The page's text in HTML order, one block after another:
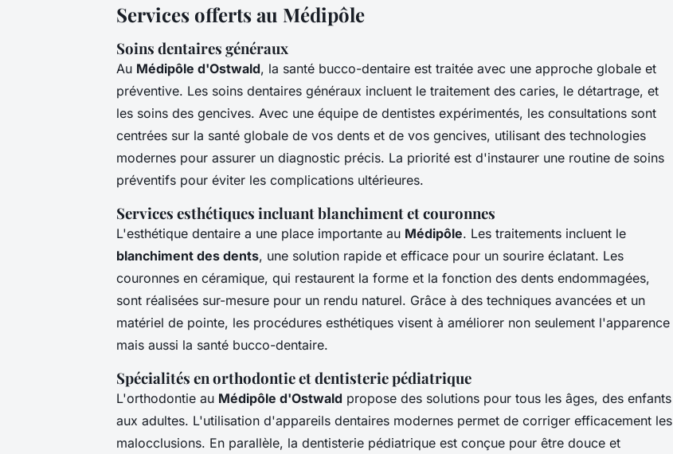
Services offerts au Médipôle
Soins dentaires généraux
Au Médipôle d'Ostwald, la santé bucco-dentaire est traitée avec une approche globale et
préventive. Les soins dentaires généraux incluent le traitement des caries, le détartrage, et
les soins des gencives. Avec une équipe de dentistes expérimentés, les consultations sont
centrées sur la santé globale de vos dents et de vos gencives, utilisant des technologies
modernes pour assurer un diagnostic précis. La priorité est d'instaurer une routine de soins
préventifs pour éviter les complications ultérieures.
Services esthétiques incluant blanchiment et couronnes
L'esthétique dentaire a une place importante au Médipôle. Les traitements incluent le
blanchiment des dents, une solution rapide et efficace pour un sourire éclatant. Les
couronnes en céramique, qui restaurent la forme et la fonction des dents endommagées,
sont réalisées sur-mesure pour un rendu naturel. Grâce à des techniques avancées et un
matériel de pointe, les procédures esthétiques visent à améliorer non seulement l'apparence
mais aussi la santé bucco-dentaire.
Spécialités en orthodontie et dentisterie pédiatrique
L'orthodontie au Médipôle d'Ostwald propose des solutions pour tous les âges, des enfants
aux adultes. L'utilisation d'appareils dentaires modernes permet de corriger efficacement les
malocclusions. En parallèle, la dentisterie pédiatrique est conçue pour être douce et